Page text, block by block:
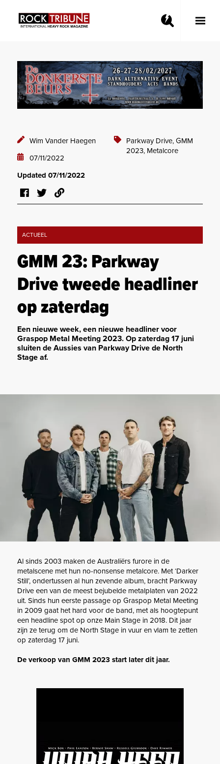
Toggle
Wim Vander Haegen
07/11/2022
Parkway Drive, GMM
2023, Metalcore
Updated 07/11/2022
ACTUEEL
GMM 23: Parkway
Drive tweede headliner
op zaterdag
Een nieuwe week, een nieuwe headliner voor
Graspop Metal Meeting 2023. Op zaterdag 17 juni
sluiten de Aussies van Parkway Drive de North
Stage af.
Al sinds 2003 maken de Australiërs furore in de
metalscene met hun no-nonsense metalcore. Met ‘Darker
Still’, ondertussen al hun zevende album, bracht Parkway
Drive een van de meest bejubelde metalplaten van 2022
uit. Sinds hun eerste passage op Graspop Metal Meeting
in 2009 gaat het hard voor de band, met als hoogtepunt
een headline spot op onze Main Stage in 2018. Dit jaar
zijn ze terug om de North Stage in vuur en vlam te zetten
op zaterdag 17 juni.
De verkoop van GMM 2023 start later dit jaar.